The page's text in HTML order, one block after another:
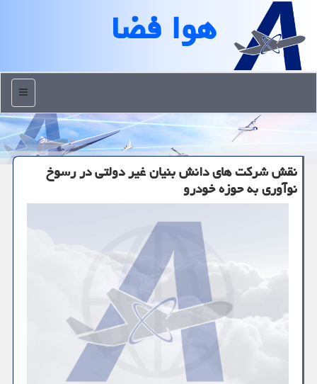
هوا فضا
منو
نقش شرکت های دانش بنیان غیر دولتی در رسوخ
نوآوری به حوزه خودرو